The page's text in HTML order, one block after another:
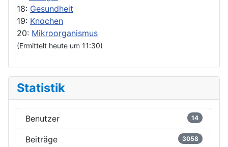
18: Gesundheit
19: Knochen
20: Mikroorganismus
(Ermittelt heute um 11:30)
Statistik
Benutzer 14
Beiträge 3058